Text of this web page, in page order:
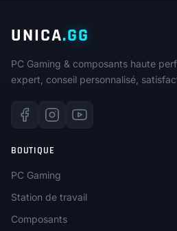
UNICA.GG
PC Gaming & composants haute
expert, conseil personnalisé,
BOUTIQUE
PC Gaming
Station de travail
Composants